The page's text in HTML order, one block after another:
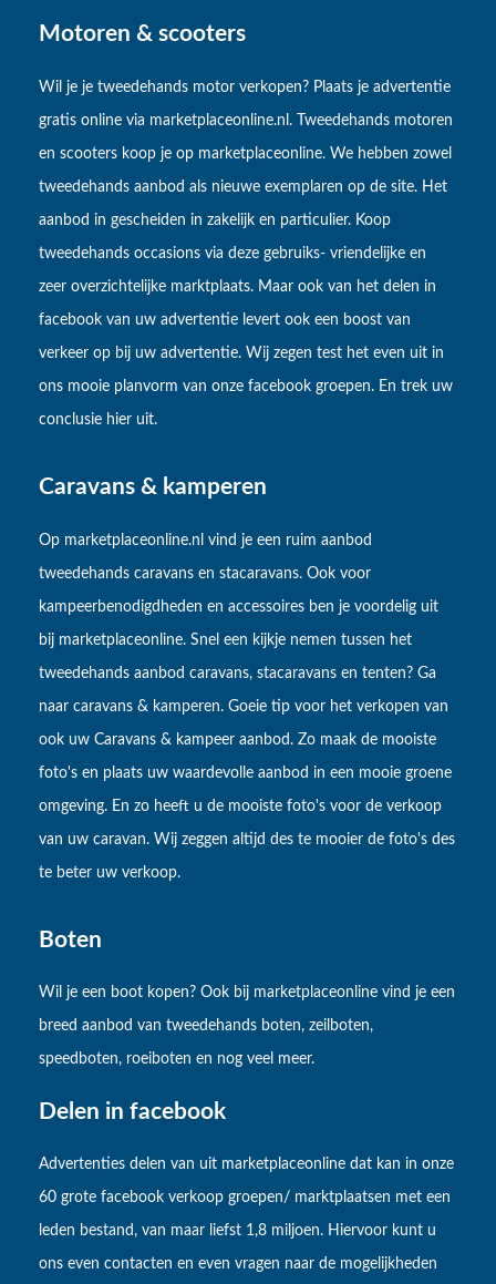
Motoren & scooters
Wil je je tweedehands motor verkopen? Plaats je advertentie
gratis online via marketplaceonline.nl. Tweedehands motoren
en scooters koop je op marketplaceonline. We hebben zowel
tweedehands aanbod als nieuwe exemplaren op de site. Het
aanbod in gescheiden in zakelijk en particulier. Koop
tweedehands occasions via deze gebruiks- vriendelijke en
zeer overzichtelijke marktplaats. Maar ook van het delen in
facebook van uw advertentie levert ook een boost van
verkeer op bij uw advertentie. Wij zegen test het even uit in
ons mooie planvorm van onze facebook groepen. En trek uw
conclusie hier uit.
Caravans & kamperen
Op marketplaceonline.nl vind je een ruim aanbod
tweedehands caravans en stacaravans. Ook voor
kampeerbenodigdheden en accessoires ben je voordelig uit
bij marketplaceonline. Snel een kijkje nemen tussen het
tweedehands aanbod caravans, stacaravans en tenten? Ga
naar caravans & kamperen. Goeie tip voor het verkopen van
ook uw Caravans & kampeer aanbod. Zo maak de mooiste
foto's en plaats uw waardevolle aanbod in een mooie groene
omgeving. En zo heeft u de mooiste foto's voor de verkoop
van uw caravan. Wij zeggen altijd des te mooier de foto's des
te beter uw verkoop.
Boten
Wil je een boot kopen? Ook bij marketplaceonline vind je een
breed aanbod van tweedehands boten, zeilboten,
speedboten, roeiboten en nog veel meer.
Delen in facebook
Advertenties delen van uit marketplaceonline dat kan in onze
60 grote facebook verkoop groepen/ marktplaatsen met een
leden bestand, van maar liefst 1,8 miljoen. Hiervoor kunt u
ons even contacten en even vragen naar de mogelijkheden